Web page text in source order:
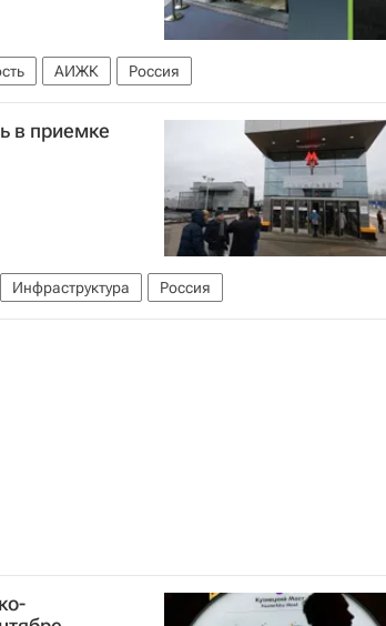
АИЖК Россия
в приемке
Инфраструктура Россия